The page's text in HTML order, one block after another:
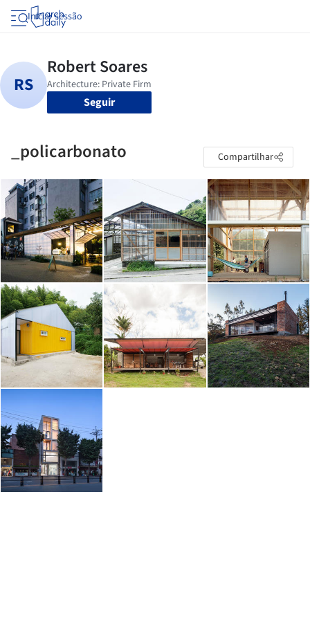
Iniciar sessão
Seguir
_policarbonato Compartilhar